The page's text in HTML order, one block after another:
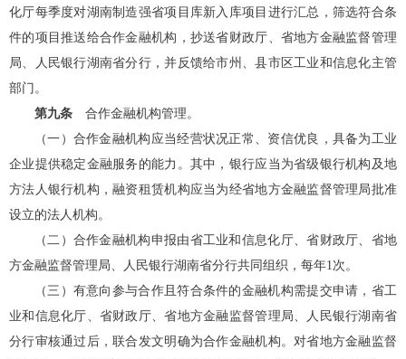
化厅每季度对湖南制造强省项目库新入库项目进行汇总，筛选符合条
件的项目推送给合作金融机构，抄送省财政厅、 省地方金融监督管理
局、人民银行湖南省分行，并反馈给市州、县市区工业和信息化主管
部门 。
第九条 合作金融机构管理。
（一） 合作金融机构应当经营状况正常、资信优良，具备为工业
企业提供稳定金融服务的能力。其中，银行应当为省级银行机构及地
方法人银行机构，融资租赁机构应当为经省地方金融监督管理局批准
设立的法人机构。
（二） 合作金融机构申报由省工业和信息化厅、省财政厅、 省地
方金融监督管理局、人民银行湖南省分行共同组织，每年1次。
（三） 有意向参与合作且符合条件的金融机构需提交申请， 省工
业和信息化厅、省财政厅、省地方金融监督管理局、人民银行湖南省
分行审核通过后，联合发文明确为合作金融机构。对省地方金融监督